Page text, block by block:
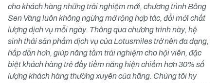
cho khách hàng những trải nghiệm mới, chương trình Bông
Sen Vàng luôn không ngừng mở rộng hợp tác, đổi mới chất
lượng dịch vụ mỗi ngày. Thông qua chương trình này, hệ
sinh thái sản phẩm dịch vụ của Lotusmiles trở nên đa dạng,
hấp dẫn hơn, giúp nâng tầm trải nghiệm cho hội viên, đặc
biệt khách hàng trẻ đầy tiềm năng hiện chiếm hơn 30% số
lượng khách hàng thường xuyên của hãng. Chúng tôi hy